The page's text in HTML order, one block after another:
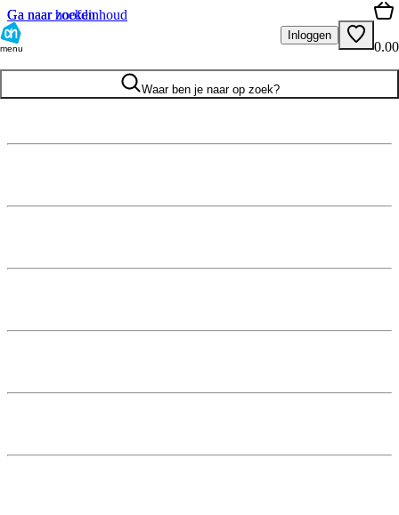
Ga naar hoofdinhoud
Ga naar zoeken
menu
Inloggen
0.00
Waar ben je naar op zoek?